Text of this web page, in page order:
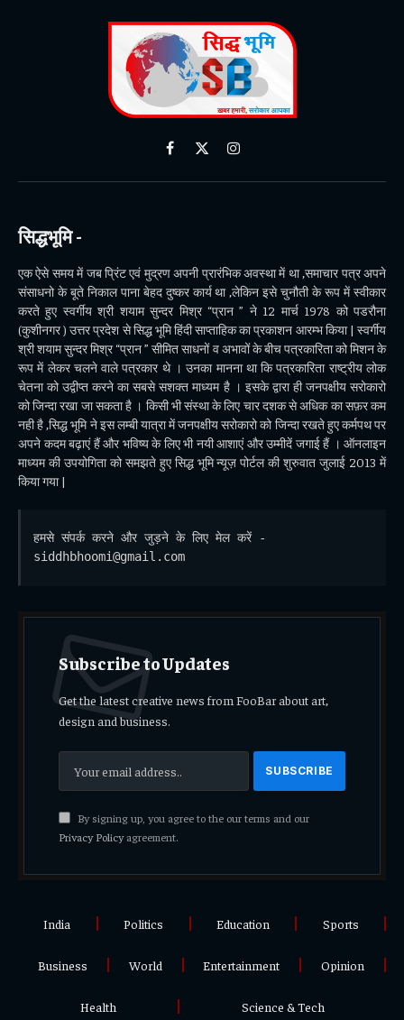
Facebook
X
Instagram
सिद्धभूमि -
एक ऐसे समय में जब प्रिंट एवं मुद्रण अपनी प्रारंभिक अवस्था में था ,समाचार पत्र अपने
संसाधनो के बूते निकाल पाना बेहद दुष्कर कार्य था ,लेकिन इसे चुनौती के रूप में स्वीकार
करते हुए स्वर्गीय श्री शयाम सुन्दर मिश्र “प्रान ” ने 12 मार्च 1978 को पडरौना
(कुशीनगर ) उत्तर प्रदेश से सिद्ध भूमि हिंदी साप्ताहिक का प्रकाशन आरम्भ किया | स्वर्गीय
श्री शयाम सुन्दर मिश्र “प्रान ” सीमित साधनों व अभावों के बीच पत्रकारिता को मिशन के
रूप में लेकर चलने वाले पत्रकार थे । उनका मानना था कि पत्रकारिता राष्ट्रीय लोक
चेतना को उद्वीप्त करने का सबसे सशक्त माध्यम है । इसके द्वारा ही जनपक्षीय सरोकारो
को जिन्दा रखा जा सकता है । किसी भी संस्था के लिए चार दशक से अधिक का सफ़र कम
नही है ,सिद्ध भूमि ने इस लम्बी यात्रा में जनपक्षीय सरोकारो को जिन्दा रखते हुए कर्मपथ पर
अपने कदम बढ़ाएं हैं और भविष्य के लिए भी नयी आशाएं और उम्मीदें जगाई हैं । ऑनलाइन
माध्यम की उपयोगिता को समझते हुए सिद्ध भूमि न्यूज़ पोर्टल की शुरुवात जुलाई 2013 में
किया गया |
हमसे संपर्क करने और जुड़ने के लिए मेल करें -
siddhbhoomi@gmail.com
Subscribe to Updates
Get the latest creative news from FooBar about art,
design and business.
By signing up, you agree to the our terms and our
Privacy Policyagreement.
India Politics Education Sports
Business World Entertainment Opinion
Health Science & Tech